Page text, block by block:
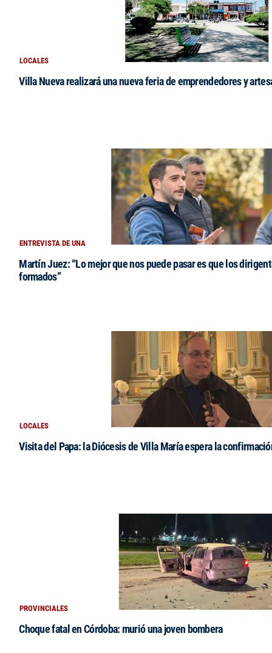
LOCALES
Villa Nueva realizará una nueva feria de emprendedores y
ENTREVISTA DE UNA
Martín Juez: “Lo mejor que nos puede pasar es que los
formados”
LOCALES
Visita del Papa: la Diócesis de Villa María espera la
PROVINCIALES
Choque fatal en Córdoba: murió una joven bombera